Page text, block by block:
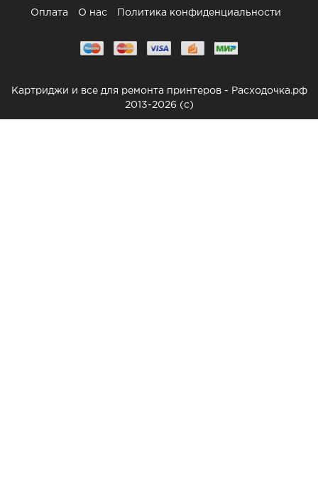
Оплата О нас Политика конфиденциальности
Картриджи и все для ремонта принтеров - Расходочка.рф
2013-2026 (c)